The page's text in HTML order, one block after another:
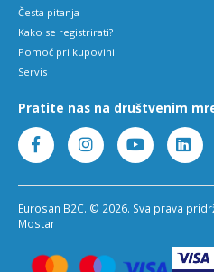
Česta pitanja
Kako se registrirati?
Pomoć pri kupovini
Servis
Pratite nas na društvenim
Eurosan B2C. © 2026. Sva prava
Mostar